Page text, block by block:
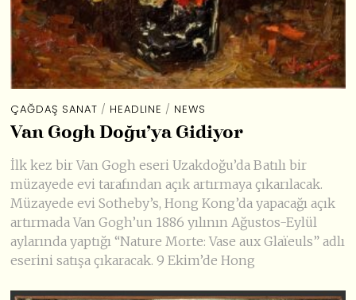
ÇAĞDAŞ SANAT / HEADLINE / NEWS
Van Gogh Doğu’ya Gidiyor
İlk kez bir Van Gogh eseri Uzakdoğu’da Batılı bir
müzayede evi tarafından açık artırmaya çıkarılacak.
Müzayede evi Sotheby’s, Hong Kong’da yapacağı açık
artırmada Van Gogh’un 1886 yılının Ağustos-Eylül
aylarında yaptığı “Nature Morte: Vase aux Glaïeuls” adlı
eserini satışa çıkaracak. 9 Ekim’de Hong